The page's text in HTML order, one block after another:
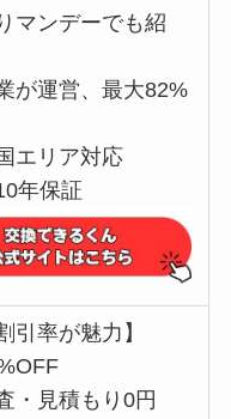
マンデーでも紹
が運営、最大82%
エリア対応
年保証
引率が魅力】
・見積もり0円